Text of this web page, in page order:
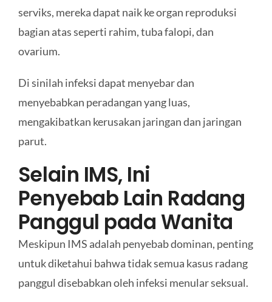
serviks, mereka dapat naik ke organ reproduksi
bagian atas seperti rahim, tuba falopi, dan
ovarium.
Di sinilah infeksi dapat menyebar dan
menyebabkan peradangan yang luas,
mengakibatkan kerusakan jaringan dan jaringan
parut.
Selain IMS, Ini
Penyebab Lain Radang
Panggul pada Wanita
Meskipun IMS adalah penyebab dominan, penting
untuk diketahui bahwa tidak semua kasus radang
panggul disebabkan oleh infeksi menular seksual.